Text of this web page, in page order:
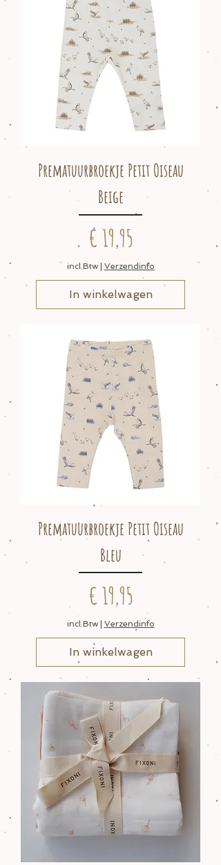
Prematuurbroekje Petit Oiseau
Beige
Prijs
€ 19,95
incl.Btw | Verzendinfo
In winkelwagen
Prematuurbroekje Petit Oiseau
Bleu
Prijs
€ 19,95
incl.Btw Verzendinfo
In winkelwagen